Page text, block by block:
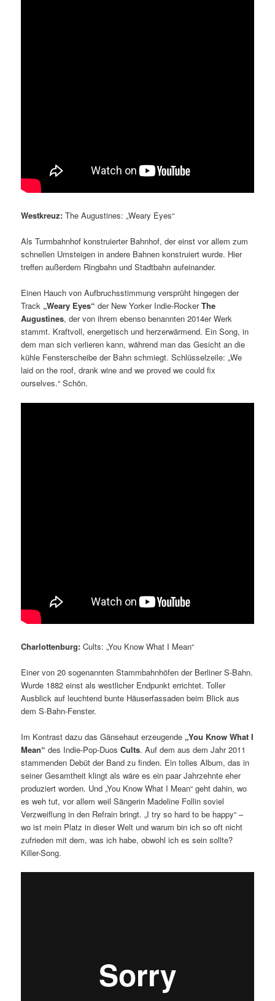
Westkreuz:The Augustines: „Weary Eyes“
Als Turmbahnhof konstruierter Bahnhof, der einst vor allem zum
schnellen Umsteigen in andere Bahnen konstruiert wurde. Hier
treffen außerdem Ringbahn und Stadtbahn aufeinander.
Einen Hauch von Aufbruchsstimmung versprüht hingegen der
Track „Weary Eyes“ der New Yorker Indie-RockerThe
Augustines, der von ihrem ebenso benannten 2014er Werk
stammt. Kraftvoll, energetisch und herzerwärmend. Ein Song, in
dem man sich verlieren kann, während man das Gesicht an die
kühle Fensterscheibe der Bahn schmiegt. Schlüsselzeile: „We
laid on the roof, drank wine and we proved we could fix
ourselves.“ Schön.
Charlottenburg: Cults: „You Know What I Mean“
Einer von 20 sogenannten Stammbahnhöfen der Berliner S-Bahn.
Wurde 1882 einst als westlicher Endpunkt errichtet. Toller
Ausblick auf leuchtend bunte Häuserfassaden beim Blick aus
dem S-Bahn-Fenster.
Im Kontrast dazu das Gänsehaut erzeugende „You Know What I
Mean“ des Indie-Pop-DuosCults. Auf dem aus dem Jahr 2011
stammenden Debüt der Band zu finden. Ein tolles Album, das in
seiner Gesamtheit klingt als wäre es ein paar Jahrzehnte eher
produziert worden. Und „You Know What I Mean“ geht dahin, wo
es weh tut, vor allem weil Sängerin Madeline Follin soviel
Verzweiflung in den Refrain bringt. „I try so hard to be happy“ –
wo ist mein Platz in dieser Welt und warum bin ich so oft nicht
zufrieden mit dem, was ich habe, obwohl ich es sein sollte?
Killer-Song.